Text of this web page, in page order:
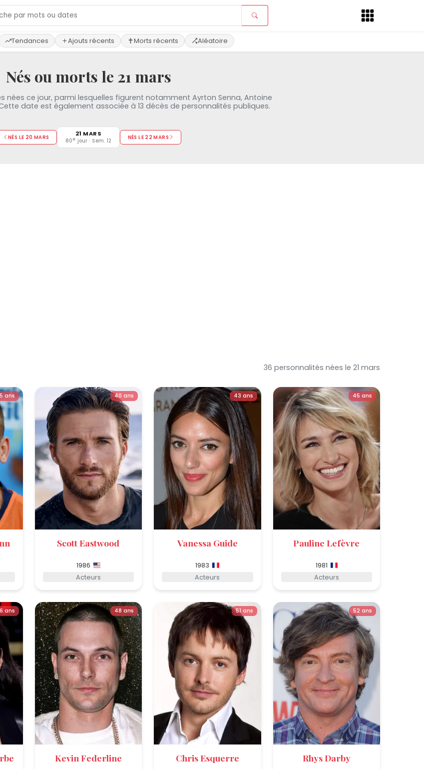
Tendances Ajouts récents Morts récents Aléatoire
Nés ou morts le 21 mars
nées ce jour, parmi lesquelles figurent notamment Ayrton Senna, Antoine
date est également associée à 13 décès de personnalités publiques.
NÉS LE 20 MARS 21 MARS
80e jour · Sem. 12
NÉS LE 22 MARS
36 personnalités nées le 21 mars
ans 40 ans
Scott Eastwood
1986
Acteurs
43 ans
Vanessa Guide
1983
Acteurs
45 ans
Pauline Lefèvre
1981
Acteurs
ans 48 ans
Kevin Federline
51 ans
Chris Esquerre
52 ans
Rhys Darby